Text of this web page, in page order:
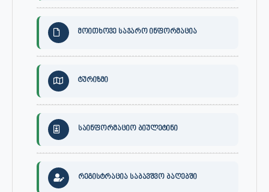
მოითხოვე საჯარო ინფორმაცია
ტურიზმი
საინფორმაციო ბიულეტინი
რეგისტრაცია საბავშვო ბაღებში